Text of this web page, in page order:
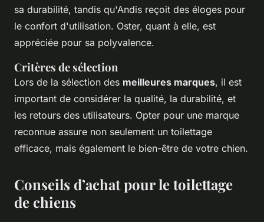
sa durabilité, tandis qu'Andis reçoit des éloges pour
le confort d'utilisation. Oster, quant à elle, est
appréciée pour sa polyvalence.
Critères de sélection
Lors de la sélection des meilleures marques, il est
important de considérer la qualité, la durabilité, et
les retours des utilisateurs. Opter pour une marque
reconnue assure non seulement un toilettage
efficace, mais également le bien-être de votre chien.
Conseils d’achat pour le toilettage
de chiens